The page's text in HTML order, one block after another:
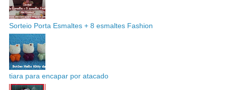
Sorteio Porta Esmaltes + 8 esmaltes Fashion
tiara para encapar por atacado